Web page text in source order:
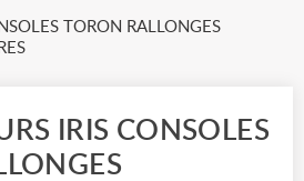
TORON RALLONGES
IRIS CONSOLES